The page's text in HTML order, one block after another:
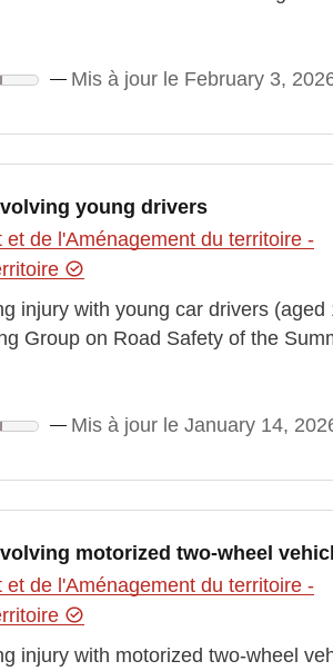
Mis à jour le February 3,
young drivers
de l'Aménagement du territoire -
injury with young car drivers (aged
Group on Road Safety of the
Mis à jour le January 14,
motorized two-wheel
de l'Aménagement du territoire -
injury with motorized two-wheel